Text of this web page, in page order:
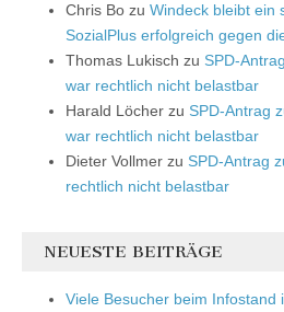
Chris Bo zu Windeck bleibt ein
SozialPlus erfolgreich gegen
Thomas Lukisch zu SPD-
war rechtlich nicht belastbar
Harald Löcher zu SPD-Antrag
war rechtlich nicht belastbar
Dieter Vollmer zu SPD-Antrag
rechtlich nicht belastbar
NEUESTE BEITRÄGE
Viele Besucher beim Infostand